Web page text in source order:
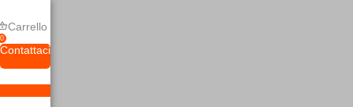
0
Carrello
Contattaci